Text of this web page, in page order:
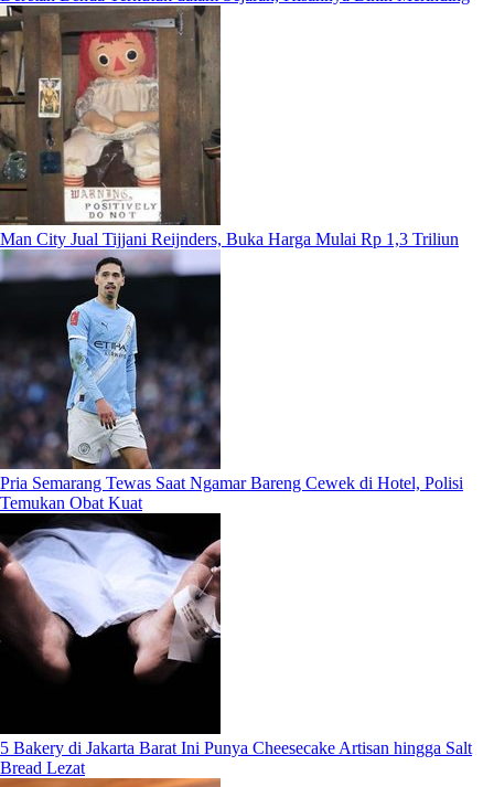
Man City Jual Tijjani Reijnders, Buka Harga Mulai Rp 1,3 Triliun
Pria Semarang Tewas Saat Ngamar Bareng Cewek di Hotel, Polisi
Temukan Obat Kuat
5 Bakery di Jakarta Barat Ini Punya Cheesecake Artisan hingga Salt
Bread Lezat